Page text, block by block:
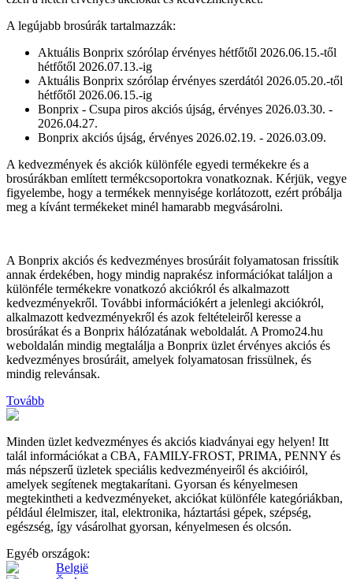
A legújabb brosúrák tartalmazzák:
Aktuális Bonprix szórólap érvényes hétfőtől 2026.06.15.-től
hétfőtől 2026.07.13.-ig
Aktuális Bonprix szórólap érvényes szerdától 2026.05.20.-től
hétfőtől 2026.06.15.-ig
Bonprix - Csupa piros akciós újság, érvényes 2026.03.30. -
2026.04.27.
Bonprix akciós újság, érvényes 2026.02.19. - 2026.03.09.
A kedvezmények és akciók különféle egyedi termékekre és a
brosúrákban említett termékcsoportokra vonatkoznak. Kérjük, vegye
figyelembe, hogy a termékek mennyisége korlátozott, ezért próbálja
meg a kívánt termékeket minél hamarabb megvásárolni.
A Bonprix akciós és kedvezményes brosúráit folyamatosan frissítik
annak érdekében, hogy mindig naprakész információkat találjon a
különféle termékekre vonatkozó akciókról és alkalmazott
kedvezményekről. További információkért a jelenlegi akciókról,
alkalmazott kedvezményekről és azok feltételeiről keresse a
brosúrákat és a Bonprix hálózatának weboldalát. A Promo24.hu
weboldalán mindig megtalálja a Bonprix üzlet érvényes akciós és
kedvezményes brosúráit, amelyek folyamatosan frissülnek, és
mindig relevánsak.
Tovább
Minden üzlet kedvezményes és akciós kiadványai egy helyen! Itt
talál információkat a CBA, FAMILY-FROST, PRIMA, PENNY és
más népszerű üzletek speciális kedvezményeiről és akcióiról,
amelyek segítenek megtakarítani. Gyorsan és kényelmesen
megtekintheti a kedvezményeket, akciókat különféle kategóriákban,
például élelmiszer, ital, elektronika, háztartási gépek, szépség,
egészség, így vásárolhat gyorsan, kényelmesen és olcsón.
Egyéb országok:
België